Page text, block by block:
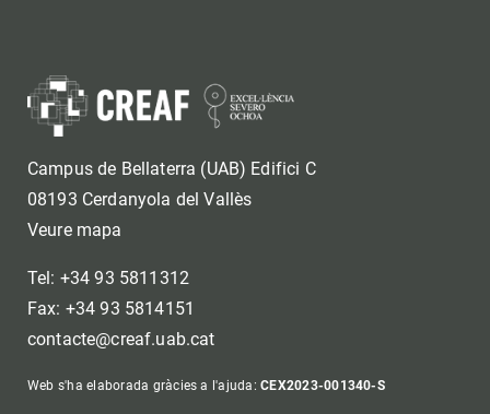
Campus de Bellaterra (UAB) Edifici C
08193 Cerdanyola del Vallès
Veure mapa
Tel: +34 93 5811312
Fax: +34 93 5814151
contacte@creaf.uab.cat
Web s'ha elaborada gràcies a l'ajuda:CEX2023-001340-S